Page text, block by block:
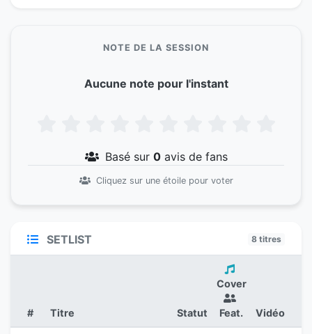
NOTE DE LA SESSION
Aucune note pour l'instant
Basé sur 0avis de fans
Cliquez sur une étoile pour voter
SETLIST 8 titres
# Titre Statut
Cover
Feat. Vidéo